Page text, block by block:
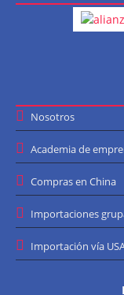
Nosotros
Academia de
Compras en China
Importaciones
Importación vía